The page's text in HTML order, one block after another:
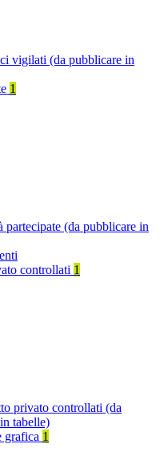
vigilati (da pubblicare in
1
partecipate (da pubblicare in
controllati 1
privato controllati (da
tabelle)
grafica 1